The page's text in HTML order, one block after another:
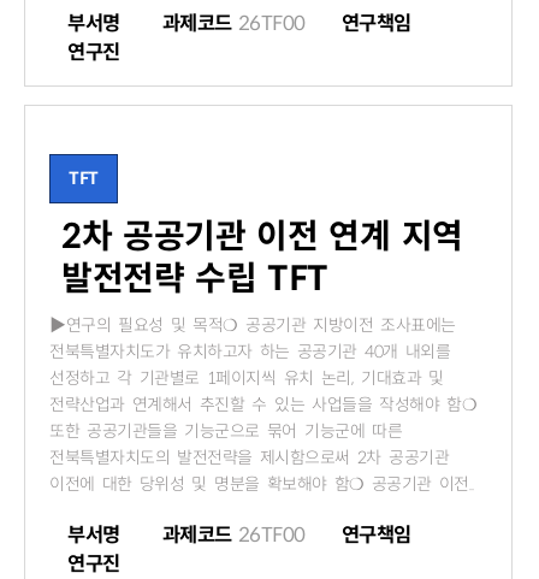
부서명 과제코드 26TF00
연구책임
연구진
TFT
2차 공공기관 이전 연계 지역
발전전략 수립 TFT
▶연구의 필요성 및 목적❍ 공공기관 지방이전 조사표에는
전북특별자치도가 유치하고자 하는 공공기관 40개 내외를
선정하고 각 기관별로 1페이지씩 유치 논리, 기대효과 및
전략산업과 연계해서 추진할 수 있는 사업들을 작성해야 함❍
또한 공공기관들을 기능군으로 묶어 기능군에 따른
전북특별자치도의 발전전략을 제시함으로써 2차 공공기관
이전에 대한 당위성 및 명분을 확보해야 함❍ 공공기관 이전..
부서명 과제코드 26TF00
연구책임
연구진